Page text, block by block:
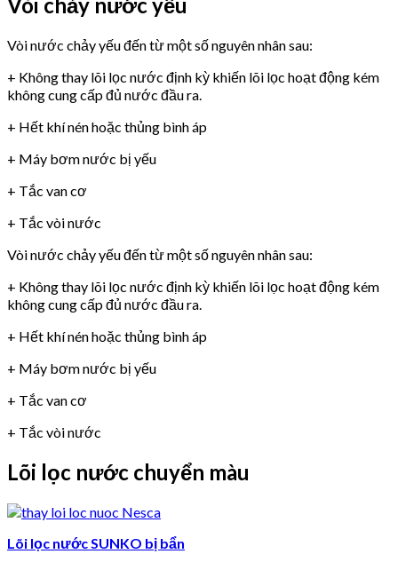
Vòi nước chảy yếu đến từ một số nguyên nhân sau:
+ Không thay lõi lọc nước định kỳ khiến lõi lọc hoạt động kém
không cung cấp đủ nước đầu ra.
+ Hết khí nén hoặc thủng bình áp
+ Máy bơm nước bị yếu
+ Tắc van cơ
+ Tắc vòi nước
Vòi nước chảy yếu đến từ một số nguyên nhân sau:
+ Không thay lõi lọc nước định kỳ khiến lõi lọc hoạt động kém
không cung cấp đủ nước đầu ra.
+ Hết khí nén hoặc thủng bình áp
+ Máy bơm nước bị yếu
+ Tắc van cơ
+ Tắc vòi nước
Lõi lọc nước chuyển màu
Lõi lọc nước SUNKO bị bẩn